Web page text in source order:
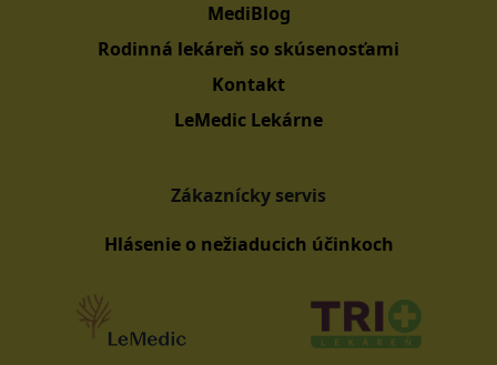
MediBlog
Rodinná lekáreň so skúsenosťami
Kontakt
LeMedic Lekárne
Zákaznícky servis
Hlásenie o nežiaducich účinkoch